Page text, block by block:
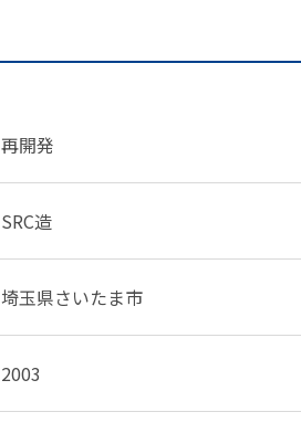
再開発
SRC造
埼玉県さいたま市
2003